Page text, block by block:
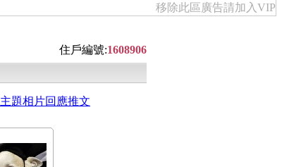
移除此區廣告請加入VIP
住戶編號:1608906
主題相片回應推文